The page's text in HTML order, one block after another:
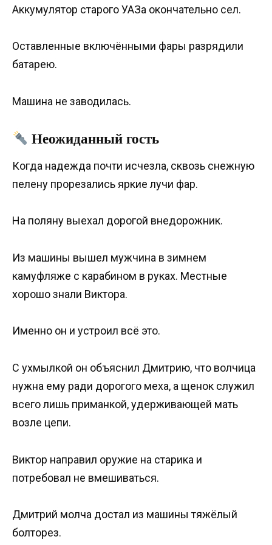
Аккумулятор старого УАЗа окончательно сел.
Оставленные включёнными фары разрядили
батарею.
Машина не заводилась.
Неожиданный гость
Когда надежда почти исчезла, сквозь снежную
пелену прорезались яркие лучи фар.
На поляну выехал дорогой внедорожник.
Из машины вышел мужчина в зимнем
камуфляже с карабином в руках. Местные
хорошо знали Виктора.
Именно он и устроил всё это.
С ухмылкой он объяснил Дмитрию, что волчица
нужна ему ради дорогого меха, а щенок служил
всего лишь приманкой, удерживающей мать
возле цепи.
Виктор направил оружие на старика и
потребовал не вмешиваться.
Дмитрий молча достал из машины тяжёлый
болторез.